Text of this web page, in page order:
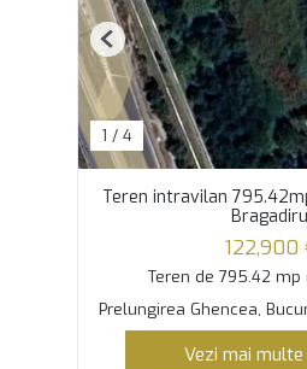
1 / 4
Previous
Teren intravilan
Bragadiru
122,900
Teren de 795.42 mp
Prelungirea Ghencea,
Vezi mai